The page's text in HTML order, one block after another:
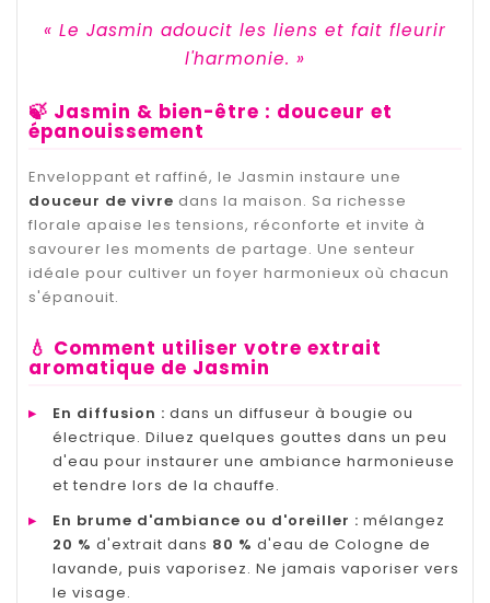
« Le Jasmin adoucit les liens et fait fleurir
l'harmonie. »
🍃 Jasmin & bien-être : douceur et
épanouissement
Enveloppant et raffiné, le Jasmin instaure une
douceur de vivre dans la maison. Sa richesse
florale apaise les tensions, réconforte et invite à
savourer les moments de partage. Une senteur
idéale pour cultiver un foyer harmonieux où chacun
s'épanouit.
💧 Comment utiliser votre extrait
aromatique de Jasmin
▸ En diffusion : dans un diffuseur à bougie ou
électrique. Diluez quelques gouttes dans un peu
d'eau pour instaurer une ambiance harmonieuse
et tendre lors de la chauffe.
▸
En brume d'ambiance ou d'oreiller : mélangez
20 % d'extrait dans 80 % d'eau de Cologne de
lavande, puis vaporisez. Ne jamais vaporiser vers
le visage.